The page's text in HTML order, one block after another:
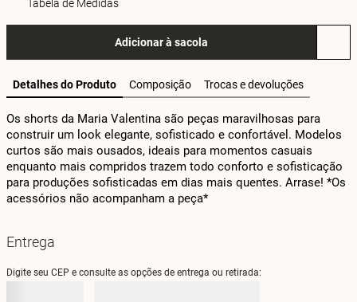
Tabela de Medidas
Adicionar à sacola
Detalhes do Produto Composição Trocas e devoluções
Os shorts da Maria Valentina são peças maravilhosas para
construir um look elegante, sofisticado e confortável. Modelos
curtos são mais ousados, ideais para momentos casuais
enquanto mais compridos trazem todo conforto e sofisticação
para produções sofisticadas em dias mais quentes. Arrase! *Os
acessórios não acompanham a peça*
Entrega
Digite seu CEP e consulte as opções de entrega ou retirada: